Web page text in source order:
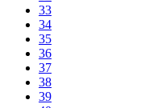
33
34
35
36
37
38
39